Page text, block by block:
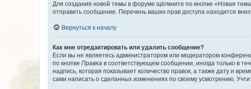
Для создания новой темы в форуме щёлкните по кнопке «Новая
отправить сообщение. Перечень ваших прав доступа находится
Вернуться к началу
Как мне отредактировать или удалить сообщение?
Если вы не являетесь администратором или модератором
по кнопке Правка в соответствующем сообщении, иногда только в
надпись, которая показывает количество правок, а также дату и
сами написать о сделанных изменениях по своему усмотрению.